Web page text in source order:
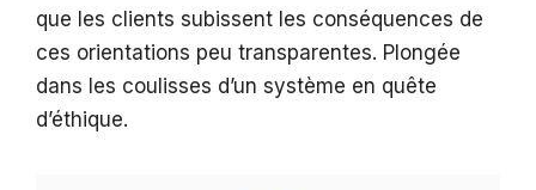
que les clients subissent les conséquences de
ces orientations peu transparentes. Plongée
dans les coulisses d’un système en quête
d’éthique.